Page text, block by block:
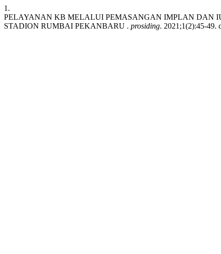
1.
PELAYANAN KB MELALUI PEMASANGAN IMPLAN DAN
STADION RUMBAI PEKANBARU . prosiding. 2021;1(2):45-49.